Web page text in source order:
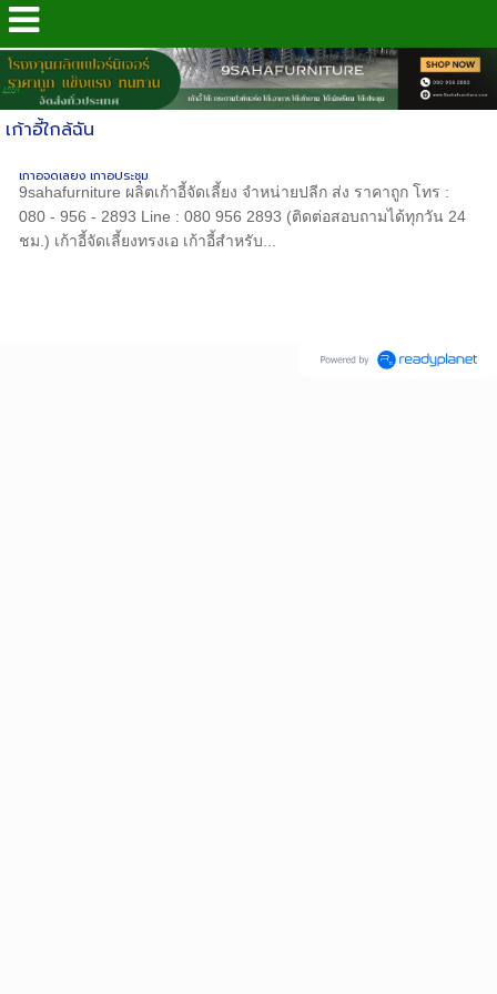
.
4289
เก้าอี้ใกล้ฉัน
เก้าอี้จัดเลี้ยง เก้าอี้ประชุม
9sahafurniture ผลิตเก้าอี้จัดเลี้ยง จำหน่ายปลีก ส่ง ราคาถูก โทร :
080 - 956 - 2893 Line : 080 956 2893 (ติดต่อสอบถามได้ทุกวัน 24
ชม.) เก้าอี้จัดเลี้ยงทรงเอ เก้าอี้สำหรับ...